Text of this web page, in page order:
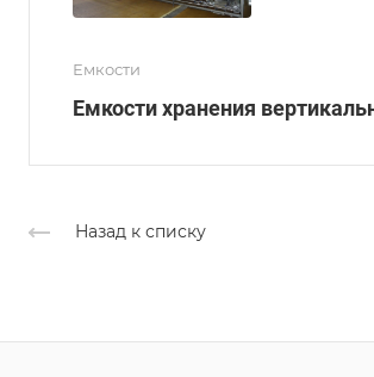
Емкости
Емкости хранения
Назад к списку